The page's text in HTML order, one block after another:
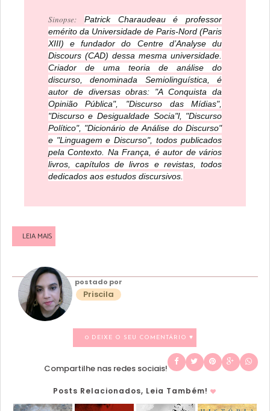
Sinopse: Patrick Charaudeau é professor
emérito da Universidade de Paris-Nord (Paris
XIII) e fundador do Centre d’Analyse du
Discours (CAD) dessa mesma universidade.
Criador de uma teoria de análise do
discurso, denominada Semiolinguística, é
autor de diversas obras: "A Conquista da
Opinião Pública", "Discurso das Mídias",
"Discurso e Desigualdade Socia"l, "Discurso
Político", "Dicionário de Análise do Discurso"
e "Linguagem e Discurso", todos publicados
pela Contexto. Na França, é autor de vários
livros, capítulos de livros e revistas, todos
dedicados aos estudos discursivos.
LEIA MAIS
postado por
Priscila
0 DEIXE O SEU COMENTÁRIO ♥
Compartilhe nas redes sociais!
Posts Relacionados, Leia Também!